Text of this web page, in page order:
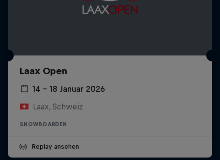
Laax Open
14 – 18 Januar 2026
Laax, Schweiz
SNOWBOARDEN
Replay ansehen